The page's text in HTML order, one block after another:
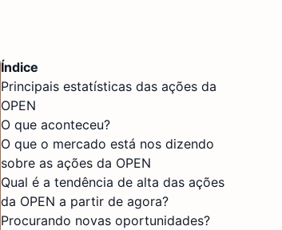
Índice
Principais estatísticas das ações da
OPEN
O que aconteceu?
O que o mercado está nos dizendo
sobre as ações da OPEN
Qual é a tendência de alta das ações
da OPEN a partir de agora?
Procurando novas oportunidades?